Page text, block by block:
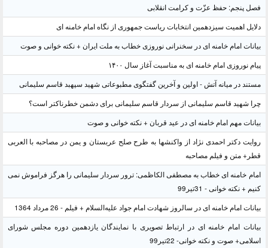
فصل پنجم: حفظ عزّت و کرامت انقلابی
دلایل اهمیت سیزدهمین انتخابات ریاست جمهوری از نگاه امام خامنه ای
بیانات امام خامنه ای در سخنرانی نوروزی خطاب به ملت ایران + نکته خوانی و صوت
پیام نوروزی امام خامنه ای به مناسبت آغاز سال ۱۴۰۰
مستند در میانه آتش - اولین و آخرین گفتگوی مطبوعاتی شهید سپهبد قاسم سلیمانی
چرا شهید قاسم سلیمانی از سردار قاسم سلیمانی برای دشمن خطرناکتر است؟
بیانات مهم امام خامنه ای در عید قربان + نکته خوانی و صوت
روایت دکتر احمدی نژاد از واکنشها به طرح صلح عربستان و یمن در مصاحبه با العربی
قطر+ متن و فیلم مصاحبه
امام خامنه ای خطاب به مصطفی الکاظمی: ترور سردار سلیمانی را هرگز فراموش نمی
کنیم + نکته خوانی - 31تیر99
بیانات امام خامنه ای در سالروز شهادت امام جواد علیه‌السلام + فیلم - 26 مرداد 1364
بیانات امام خامنه ای در ارتباط تصویری با نمایندگان یازدهمین دوره مجلس شورای
اسلامی+ صوت و نکته خوانی- 22تیر99